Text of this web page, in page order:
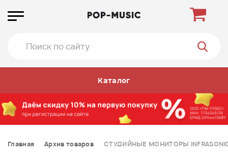
Каталог
Главная Архив товаров СТУДИЙНЫЕ МОНИТОРЫ